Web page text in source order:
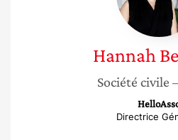
Hannah
Société civile
Directrice